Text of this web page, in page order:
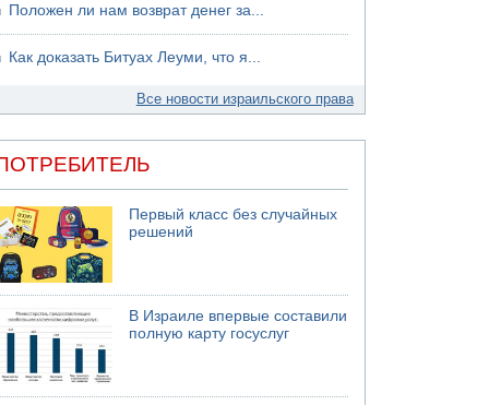
Положен ли нам возврат денег за...
Как доказать Битуах Леуми, что я...
Все новости израильского права
Первый класс без случайных
решений
В Израиле впервые составили
полную карту госуслуг